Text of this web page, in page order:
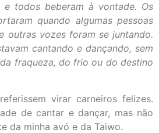
e todos beberam à vontade. Os
quando algumas pessoas
outras vozes foram se juntando.
cantando e dançando, sem
fraqueza, do frio ou do destino
virar carneiros felizes.
de cantar e dançar, mas não
da minha avó e da Taiwo.